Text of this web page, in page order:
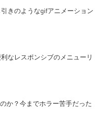
引きのようなgifアニメーション
利なレスポンシブのメニューリ
か？今までホラー苦手だった